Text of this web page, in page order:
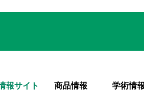
報サイト 商品情報 学術情報